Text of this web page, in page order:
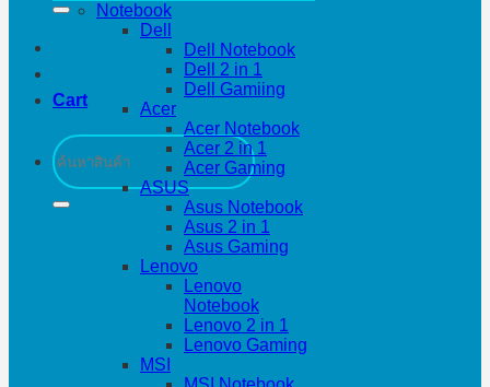
Cart
Search
for:
Notebook
Dell
Dell Notebook
Dell 2 in 1
Dell Gamiing
Acer
Acer Notebook
Acer 2 in 1
Acer Gaming
ASUS
Asus Notebook
Asus 2 in 1
Asus Gaming
Lenovo
Lenovo
Notebook
Lenovo 2 in 1
Lenovo Gaming
MSI